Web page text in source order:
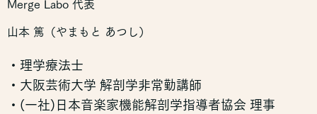
Merge Labo 代表
山本 篤（やまもと あつし）
・理学療法士
・大阪芸術大学 解剖学非常勤講師
・(一社)日本音楽家機能解剖学指導者協会 理事